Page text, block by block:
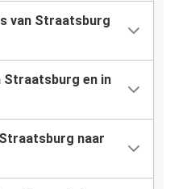
van Straatsburg
Straatsburg en in
naar